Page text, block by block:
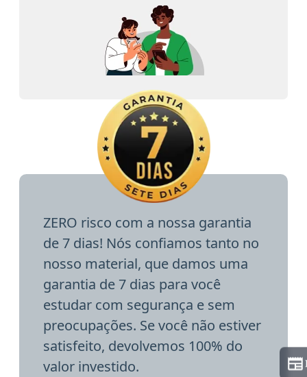
ZERO risco com a nossa garantia
de 7 dias! Nós confiamos tanto no
nosso material, que damos uma
garantia de 7 dias para você
estudar com segurança e sem
preocupações. Se você não estiver
satisfeito, devolvemos 100% do
valor investido.